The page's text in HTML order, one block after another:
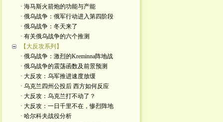
· 海马斯火箭炮的功能与产能
· 俄乌战争：俄军行动进入第四阶段
· 俄乌战争：冬天来了
· 有关俄乌战争的六个推测
【大反攻系列】
· 俄乌战争：激烈的Kreminna阵地战
· 俄乌战争的震荡函数及前景预测
· 大反攻：乌军推进速度放缓
· 乌克兰四州公投后 西方如何反应
· 大反攻：乌克兰打不动了？
· 大反攻：一日千里不在，惨烈阵地
· 哈尔科夫战役分析